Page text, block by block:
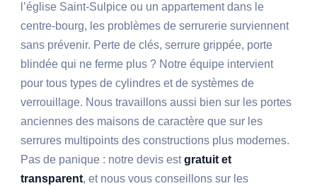
l’église Saint-Sulpice ou un appartement dans le
centre-bourg, les problèmes de serrurerie surviennent
sans prévenir. Perte de clés, serrure grippée, porte
blindée qui ne ferme plus ? Notre équipe intervient
pour tous types de cylindres et de systèmes de
verrouillage. Nous travaillons aussi bien sur les portes
anciennes des maisons de caractère que sur les
serrures multipoints des constructions plus modernes.
Pas de panique : notre devis estgratuit et
transparent, et nous vous conseillons sur les